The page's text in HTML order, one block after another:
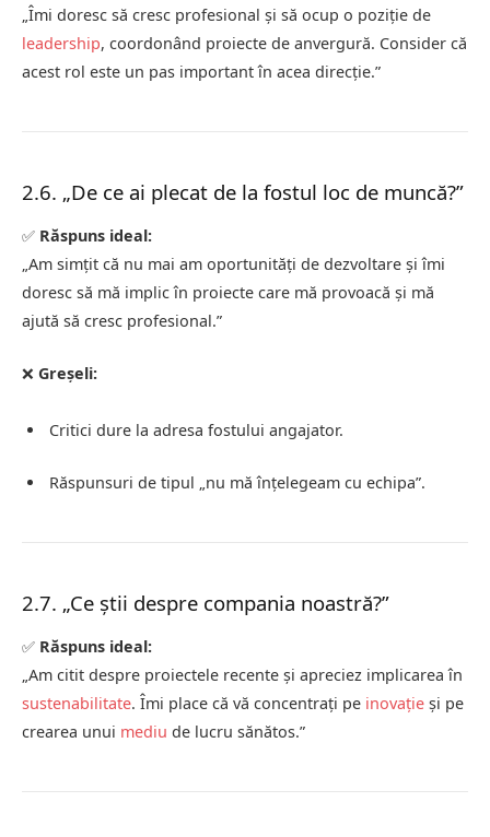
„Îmi doresc să cresc profesional și să ocup o poziție de
leadership, coordonând proiecte de anvergură. Consider că
acest rol este un pas important în acea direcție.”
2.6. „De ce ai plecat de la fostul loc de muncă?”
✅ Răspuns ideal:
„Am simțit că nu mai am oportunități de dezvoltare și îmi
doresc să mă implic în proiecte care mă provoacă și mă
ajută să cresc profesional.”
❌ Greșeli:
Critici dure la adresa fostului angajator.
Răspunsuri de tipul „nu mă înțelegeam cu echipa”.
2.7. „Ce știi despre compania noastră?”
✅ Răspuns ideal:
„Am citit despre proiectele recente și apreciez implicarea în
sustenabilitate. Îmi place că vă concentrați pe inovație și pe
crearea unui mediu de lucru sănătos.”